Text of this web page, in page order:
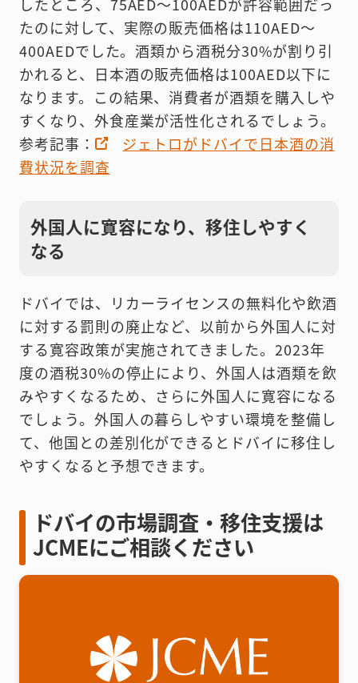
たのに対して、実際の販売価格は110AED～
400AEDでした。酒類から酒税分30%が割り引
かれると、日本酒の販売価格は100AED以下に
なります。この結果、消費者が酒類を購入しや
すくなり、外食産業が活性化されるでしょう。
参考記事：
ジェトロがドバイで日本酒の消
費状況を調査
外国人に寛容になり、移住しやすく
なる
ドバイでは、リカーライセンスの無料化や飲酒
に対する罰則の廃止など、以前から外国人に対
する寛容政策が実施されてきました。2023年
度の酒税30%の停止により、外国人は酒類を飲
みやすくなるため、さらに外国人に寛容になる
でしょう。外国人の暮らしやすい環境を整備し
て、他国との差別化ができるとドバイに移住し
やすくなると予想できます。
ドバイの市場調査・移住支援は
JCMEにご相談ください